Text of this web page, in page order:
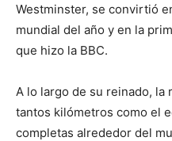
Westminster, se convirtió
mundial del año y en la
que hizo la BBC.
A lo largo de su reinado, la
tantos kilómetros como el
completas alrededor del